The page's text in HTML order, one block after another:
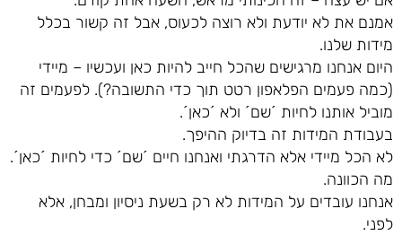
אמנם את לא יודעת ולא רוצה לכעוס, אבל זה קשור בכלל
מידות שלנו.
היום אנחנו מרגישים שהכל חייב להיות כאן ועכשיו – מיידי
(כמה פעמים הפלאפון רטט תוך כדי התשובה?). לפעמים זה
מוביל אותנו לחיות ´שם´ ולא ´כאן´.
בעבודת המידות זה בדיוק ההיפך.
לא הכל מיידי אלא הדרגתי ואנחנו חיים ´שם´ כדי לחיות ´כאן´.
מה הכוונה.
אנחנו עובדים על המידות לא רק בשעת ניסיון ומבחן, אלא
לפני.